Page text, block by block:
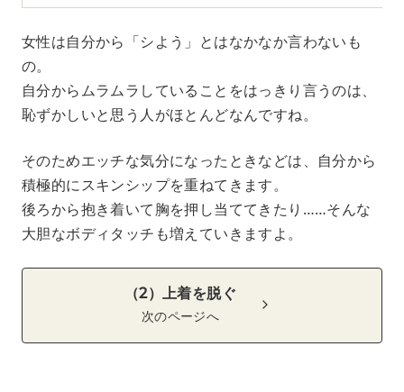
女性は自分から「シよう」とはなかなか言わないも
の。
自分からムラムラしていることをはっきり言うのは、
恥ずかしいと思う人がほとんどなんですね。
そのためエッチな気分になったときなどは、自分から
積極的にスキンシップを重ねてきます。
後ろから抱き着いて胸を押し当ててきたり……そんな
大胆なボディタッチも増えていきますよ。
（2）上着を脱ぐ
次のページへ